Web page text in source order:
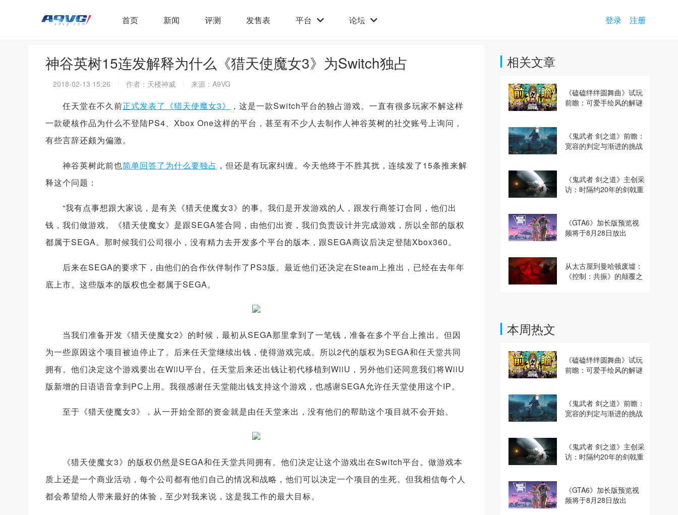
首页 新闻 评测 发售表 平台 论坛 登录 注册
神谷英树15连发解释为什么《猎天使魔女3》为Switch独占
2018-02-13 15:26 作者：天楼神威 来源：A9VG
任天堂在不久前正式发表了《猎天使魔女3》
，这是一款Switch平台的独占游戏。一直有很多玩家不解这样
一款硬核作品为什么不登陆PS4、Xbox One这样的平台，甚至有不少人去制作人神谷英树的社交账号上询问，
有些言辞还颇为偏激。
神谷英树此前也简单回答了为什么要独占 ，但还是有玩家纠缠。今天他终于不胜其扰，连续发了15条推来解
释这个问题：
“我有点事想跟大家说，是有关《猎天使魔女3》的事。我们是开发游戏的人，跟发行商签订合同，他们出
钱，我们做游戏。《猎天使魔女》是跟SEGA签合同，由他们出资，我们负责设计并完成游戏，所以全部的版权
都属于SEGA。那时候我们公司很小，没有精力去开发多个平台的版本，跟SEGA商议后决定登陆Xbox360。
后来在SEGA的要求下，由他们的合作伙伴制作了PS3版。最近他们还决定在Steam上推出，已经在去年年
底上市。这些版本的版权也全都属于SEGA。
当我们准备开发《猎天使魔女2》的时候，最初从SEGA那里拿到了一笔钱，准备在多个平台上推出。但因
为一些原因这个项目被迫停止了。后来任天堂继续出钱，使得游戏完成。所以2代的版权为SEGA和任天堂共同
拥有。他们决定这个游戏要出在WiiU平台。任天堂后来还出钱让初代移植到WiiU，另外他们还同意我们将WiiU
版新增的日语语音拿到PC上用。我很感谢任天堂能出钱支持这个游戏，也感谢SEGA允许任天堂使用这个IP。
至于《猎天使魔女3》，从一开始全部的资金就是由任天堂来出，没有他们的帮助这个项目就不会开始。
《猎天使魔女3》的版权仍然是SEGA和任天堂共同拥有。他们决定让这个游戏出在Switch平台。做游戏本
质上还是一个商业活动，每个公司都有他们自己的情况和战略，他们可以决定一个项目的生死。但我相信每个人
都会希望给人带来最好的体验，至少对我来说，这是我工作的最大目标。
相关文章
《磕磕绊绊圆舞曲》试玩
前瞻：可爱手绘风的解谜
《鬼武者 剑之道》前瞻：
宽容的判定与渐进的挑战
《鬼武者 剑之道》主创采
访：时隔约20年的剑戟重
《GTA6》加长版预览视
频将于8月28日放出
从太古屋到曼哈顿废墟：
《控制：共振》的颠覆之
本周热文
《磕磕绊绊圆舞曲》试玩
前瞻：可爱手绘风的解谜
《鬼武者 剑之道》前瞻：
宽容的判定与渐进的挑战
《鬼武者 剑之道》主创采
访：时隔约20年的剑戟重
《GTA6》加长版预览视
频将于8月28日放出